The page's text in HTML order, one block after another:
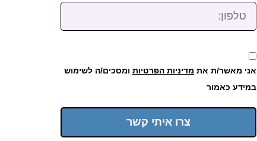
טלפון:
אני מאשר/ת את מדיניות הפרטיות ומסכים/ה לשימוש
במידע כאמור
צרו איתי קשר